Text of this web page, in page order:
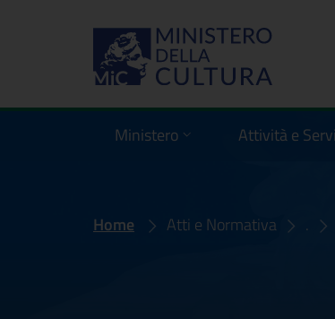
Ministero Attività e
Comunicati
Home Atti e Normativa .